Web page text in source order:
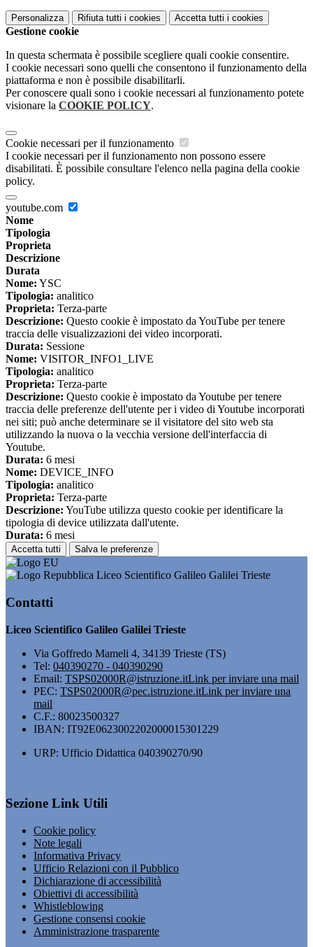
Personalizza Rifiuta tutti i cookies Accetta tutti i cookies
Gestione cookie
In questa schermata è possibile scegliere quali cookie consentire.
I cookie necessari sono quelli che consentono il funzionamento della
piattaforma e non è possibile disabilitarli.
Per conoscere quali sono i cookie necessari al funzionamento potete
visionare la COOKIE POLICY.
Cookie necessari per il funzionamento
I cookie necessari per il funzionamento non possono essere
disabilitati. È possibile consultare l'elenco nella pagina della cookie
policy.
youtube.com
Nome
Tipologia
Proprieta
Descrizione
Durata
Nome: YSC
Tipologia: analitico
Proprieta: Terza-parte
Descrizione: Questo cookie è impostato da YouTube per tenere
traccia delle visualizzazioni dei video incorporati.
Durata: Sessione
Nome: VISITOR_INFO1_LIVE
Tipologia: analitico
Proprieta: Terza-parte
Descrizione: Questo cookie è impostato da Youtube per tenere
traccia delle preferenze dell'utente per i video di Youtube incorporati
nei siti; può anche determinare se il visitatore del sito web sta
utilizzando la nuova o la vecchia versione dell'interfaccia di
Youtube.
Durata: 6 mesi
Nome: DEVICE_INFO
Tipologia: analitico
Proprieta: Terza-parte
Descrizione: YouTube utilizza questo cookie per identificare la
tipologia di device utilizzata dall'utente.
Durata: 6 mesi
Accetta tutti Salva le preferenze
Liceo Scientifico Galileo Galilei Trieste
Contatti
Liceo Scientifico Galileo Galilei Trieste
Via Goffredo Mameli 4, 34139 Trieste (TS)
Tel: 040390270 - 040390290
Email: TSPS02000R@istruzione.itLink per inviare una mail
PEC: TSPS02000R@pec.istruzione.itLink per inviare una
mail
C.F.: 80023500327
IBAN: IT92E0623002202000015301229
URP: Ufficio Didattica 040390270/90
Sezione Link Utili
Cookie policy
Note legali
Informativa Privacy
Ufficio Relazioni con il Pubblico
Dichiarazione di accessibilità
Obiettivi di accessibilità
Whistleblowing
Gestione consensi cookie
Amministrazione trasparente